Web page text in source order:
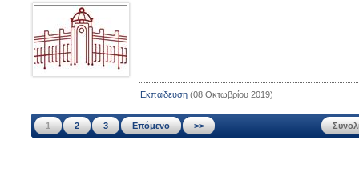
Εκπαίδευση (08 Οκτωβρίου 2019)
1 2 3 Επόμενο >>